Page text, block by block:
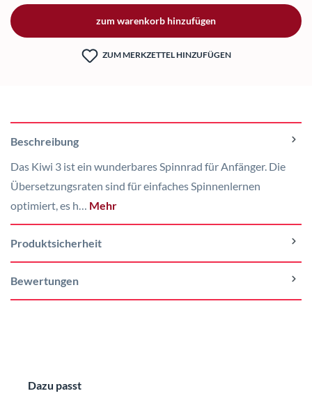
zum warenkorb hinzufügen
ZUM MERKZETTEL HINZUFÜGEN
Beschreibung
Das Kiwi 3 ist ein wunderbares Spinnrad für Anfänger. Die
Übersetzungsraten sind für einfaches Spinnenlernen
optimiert, es h… Mehr
Produktsicherheit
Bewertungen
Produktgalerie überspringen
Dazu passt